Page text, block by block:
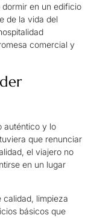
en un edificio
de la vida del
comercial y
auténtico y lo
que renunciar
el viajero no
en un lugar
calidad, limpieza
básicos que